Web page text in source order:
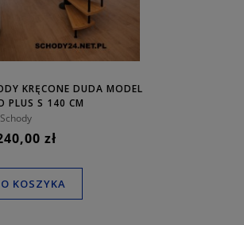
KRĘCONE DUDA MODEL
PLUS S 140 CM
zł
KOSZYKA